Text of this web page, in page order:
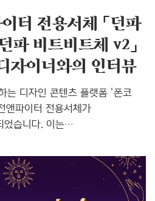
터 전용서체 「던파
파 비트비트체 v2」
자이너와의 인터뷰
는 디자인 콘텐츠 플랫폼 ‘폰코
앤파이터 전용서체가
었습니다. 이는
, 던전앤파이터는 유저와의
생겼습니다. 하나의 서체가
고민과 시행착오가 필요합니다.